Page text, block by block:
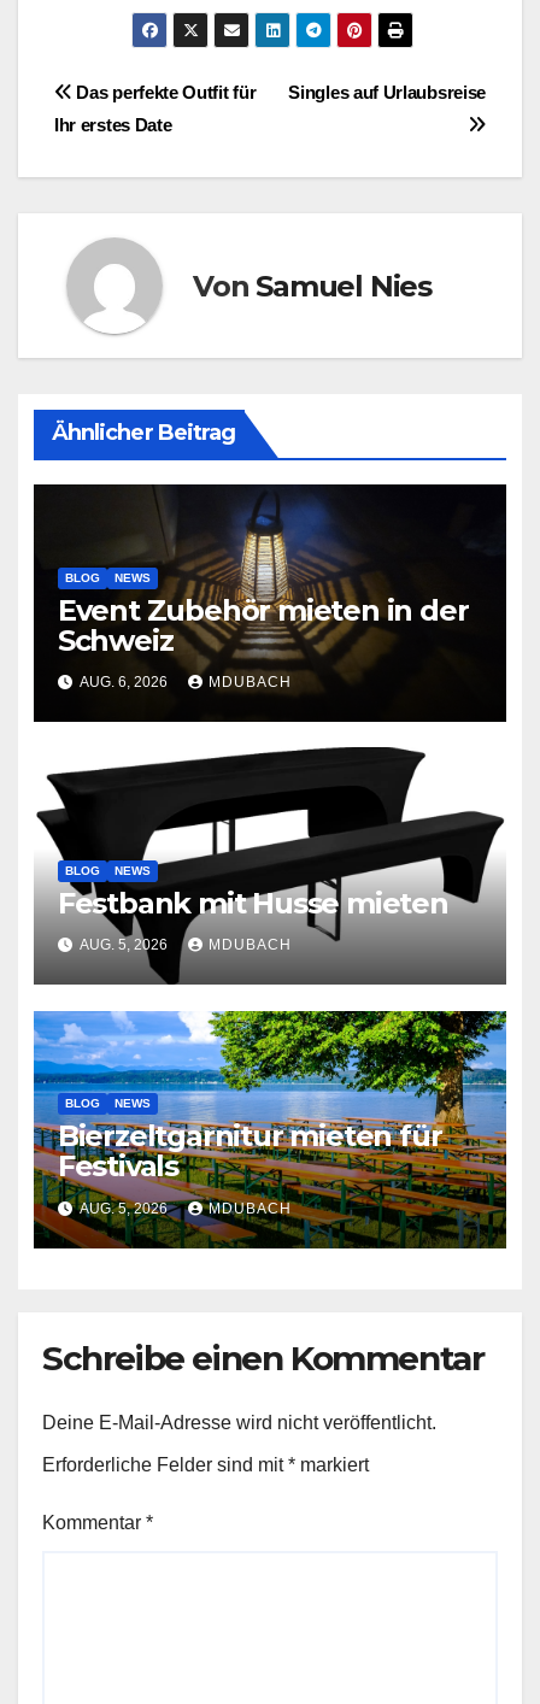
Beitragsnavigation
Singles auf Urlaubsreise
Das perfekte Outfit für
Ihr erstes Date
Von Samuel Nies
Ähnlicher Beitrag
BLOG NEWS
Event Zubehör mieten in der
Schweiz
AUG. 6, 2026 MDUBACH
BLOG NEWS
Festbank mit Husse mieten
AUG. 5, 2026 MDUBACH
BLOG NEWS
Bierzeltgarnitur mieten für
Festivals
AUG. 5, 2026 MDUBACH
Schreibe einen Kommentar
Deine E-Mail-Adresse wird nicht veröffentlicht.
Erforderliche Felder sind mit* markiert
Kommentar *